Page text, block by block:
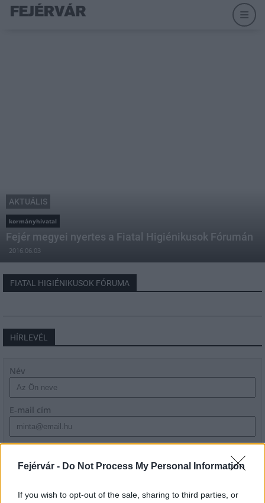
Fejérvár - Do Not Process My Personal Information
If you wish to opt-out of the sale, sharing to third parties, or
AKTUÁLIS
kormányhivatal
Fejér megyei nyertes a Fiatal Higiénikusok Fórumán
2016.06.03
FIATAL HIGIÉNIKUSOK FÓRUMA
HÍRLEVÉL
Név
E-mail cím
szabályzatot!